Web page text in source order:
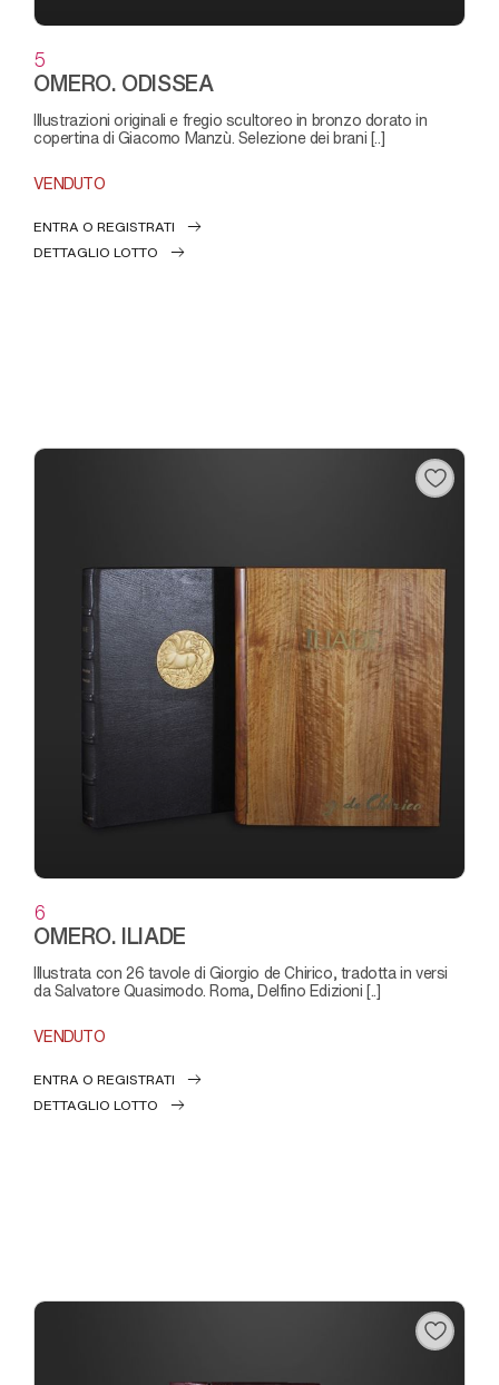
5
OMERO. ODISSEA
Illustrazioni originali e fregio scultoreo in bronzo dorato in
copertina di Giacomo Manzù. Selezione dei brani [..]
VENDUTO
ENTRA O REGISTRATI
DETTAGLIO LOTTO
6
OMERO. ILIADE
illustrata con 26 tavole di Giorgio de Chirico, tradotta in versi
da Salvatore Quasimodo. Roma, Delfino Edizioni [..]
VENDUTO
ENTRA O REGISTRATI
DETTAGLIO LOTTO